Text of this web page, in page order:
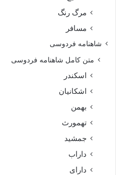
مرگ رنگ
مسافر
شاهنامه فردوسی
متن کامل شاهنامه فردوسی
اسکندر
اشکانیان
بهمن
تهمورث
جمشید
داراب
دارای